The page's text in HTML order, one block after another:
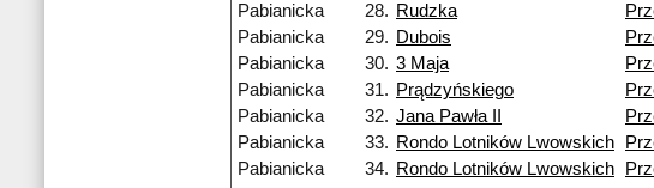
Pabianicka
28. Rudzka
Pabianicka
29. Dubois
Pabianicka
30. 3 Maja
Pabianicka
31. Prądzyńskiego
Pabianicka
32. Jana Pawła II
Pabianicka
33. Rondo Lotników Lwowskich
Pabianicka
34. Rondo Lotników Lwowskich